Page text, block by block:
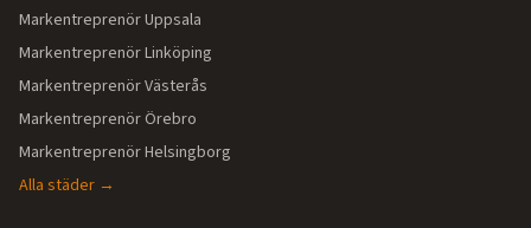
MarkentreprenörUppsala
MarkentreprenörLinköping
MarkentreprenörVästerås
MarkentreprenörÖrebro
MarkentreprenörHelsingborg
Alla städer →